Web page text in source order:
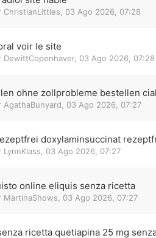
ChristianLittles 03 Ago 2026, 07:28
voir le site
DewittCopenhaver, 03 Ago 2026, 07:28
ohne zollprobleme bestellen
AgathaBunyard 03 Ago 2026, 07:27
doxylaminsuccinat
LynnKlass 03 Ago 2026, 07:27
online eliquis senza ricetta
MartinaShows 03 Ago 2026, 07:27
ricetta quetiapina 25 mg